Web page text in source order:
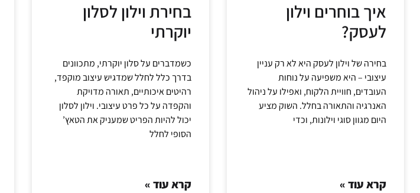
איך בוחרים וילון
לעסק?
בחירה של וילון לעסק היא לא רק עניין
עיצובי – היא משפיעה על נוחות
העובדים, חוויית הלקוח, ואפילו על ניהול
האנרגיה והתאורה בחלל. השוק מציע
היום מגוון סוגי וילונות, וכדי
קרא עוד »
בחירת וילון לסלון
יוקרתי
כשמדברים על סלון יוקרתי, מתכוונים
בדרך כלל לחלל שמדגיש עיצוב מוקפד,
רהיטים איכותיים, תאורה מדויקת
והקפדה על כל פרט עיצובי. וילון לסלון
יכול להיות הפריט שמעניק את הטאץ’
הסופי לחלל
קרא עוד »